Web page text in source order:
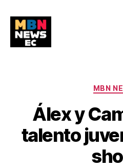
MBN
Álex y
talento